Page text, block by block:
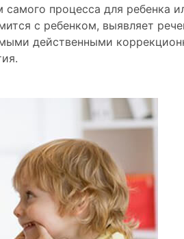
самого процесса для ребенка
с ребенком, выявляет
действенными
.